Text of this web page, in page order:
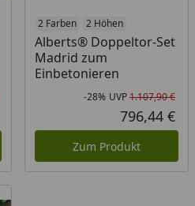
in ProzentPreis
Preis
2 Farben 2 Höhen
Alberts® Doppeltor-Set
Madrid zum
Einbetonieren
-28% UVP1.107,90 €
796,44 €
Zum Produkt